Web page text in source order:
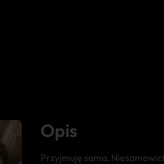
Opis
Przyjmuję sama,